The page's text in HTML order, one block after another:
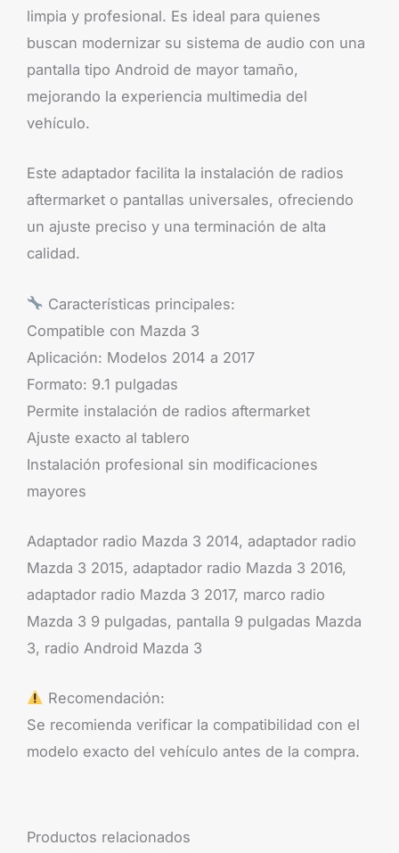
limpia y profesional. Es ideal para quienes
buscan modernizar su sistema de audio con una
pantalla tipo Android de mayor tamaño,
mejorando la experiencia multimedia del
vehículo.
Este adaptador facilita la instalación de radios
aftermarket o pantallas universales, ofreciendo
un ajuste preciso y una terminación de alta
calidad.
Características principales:
Compatible con Mazda 3
Aplicación: Modelos 2014 a 2017
Formato: 9.1 pulgadas
Permite instalación de radios aftermarket
Ajuste exacto al tablero
Instalación profesional sin modificaciones
mayores
Adaptador radio Mazda 3 2014, adaptador radio
Mazda 3 2015, adaptador radio Mazda 3 2016,
adaptador radio Mazda 3 2017, marco radio
Mazda 3 9 pulgadas, pantalla 9 pulgadas Mazda
3, radio Android Mazda 3
Recomendación:
Se recomienda verificar la compatibilidad con el
modelo exacto del vehículo antes de la compra.
Productos relacionados